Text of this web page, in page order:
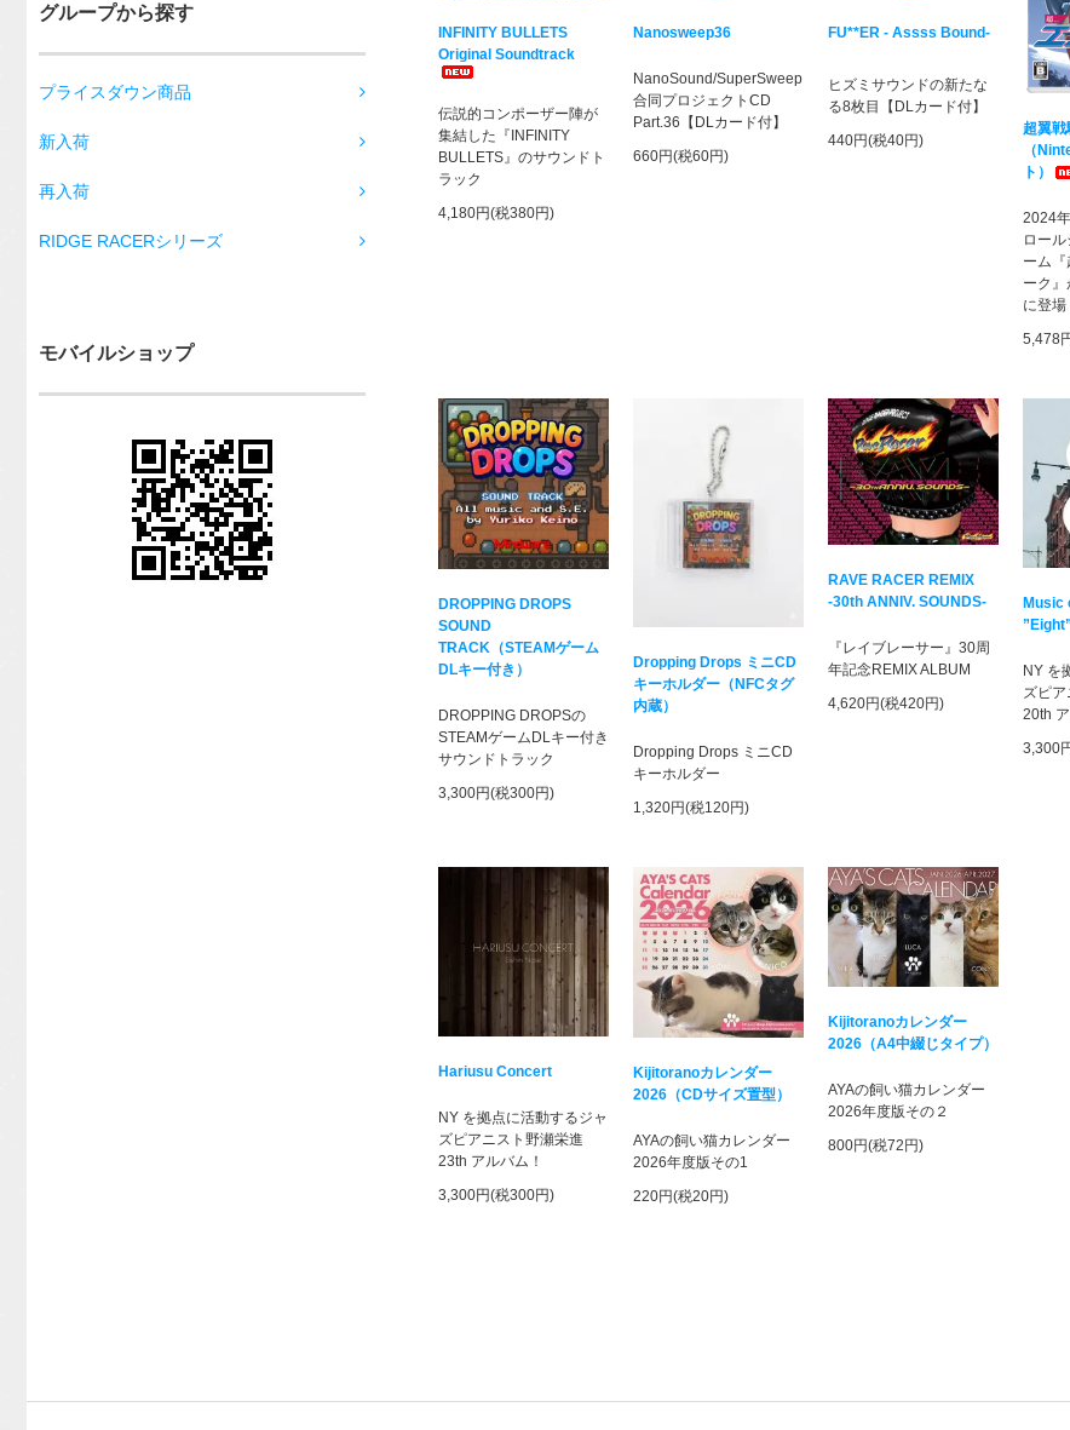
グループから探す
プライスダウン商品
新入荷
再入荷
RIDGE RACERシリーズ
モバイルショップ
INFINITY BULLETS
Original Soundtrack
伝説的コンポーザー陣が
集結した『INFINITY
BULLETS』のサウンドト
ラック
4,180円(税380円)
Nanosweep36
NanoSound/SuperSweep
合同プロジェクトCD
Part.36【DLカード付】
660円(税60円)
FU**ER - Assss Bound-
ヒズミサウンドの新たな
る8枚目【DLカード付】
440円(税40円)
超翼戦
（
ト）
2024
ロー
ーム『
ーク
に登場
5,478
DROPPING DROPS
SOUND
TRACK（STEAMゲーム
DLキー付き）
DROPPING DROPSの
STEAMゲームDLキー付き
サウンドトラック
3,300円(税300円)
Dropping Drops ミニCD
キーホルダー（NFCタグ
内蔵）
Dropping Drops ミニCD
キーホルダー
1,320円(税120円)
RAVE RACER REMIX
-30th ANNIV. SOUNDS-
『レイブレーサー』30周
年記念REMIX ALBUM
4,620円(税420円)
Music
NY を
ズピ
20th
3,300
Hariusu Concert
NY を拠点に活動するジャ
ズピアニスト野瀬栄進
23th アルバム！
3,300円(税300円)
Kijitoranoカレンダー
2026（CDサイズ置型）
AYAの飼い猫カレンダー
2026年度版その1
220円(税20円)
Kijitoranoカレンダー
2026（A4中綴じタイプ）
AYAの飼い猫カレンダー
2026年度版その２
800円(税72円)